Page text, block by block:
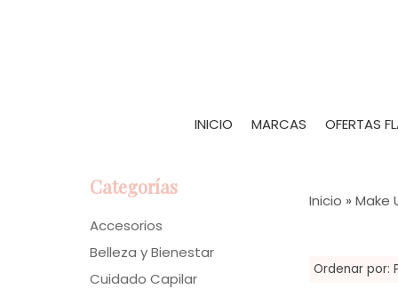
INICIO MARCAS OFERTAS
Categorías
Accesorios
Belleza y Bienestar
Cuidado Capilar
Inicio » Make
Ordenar por: